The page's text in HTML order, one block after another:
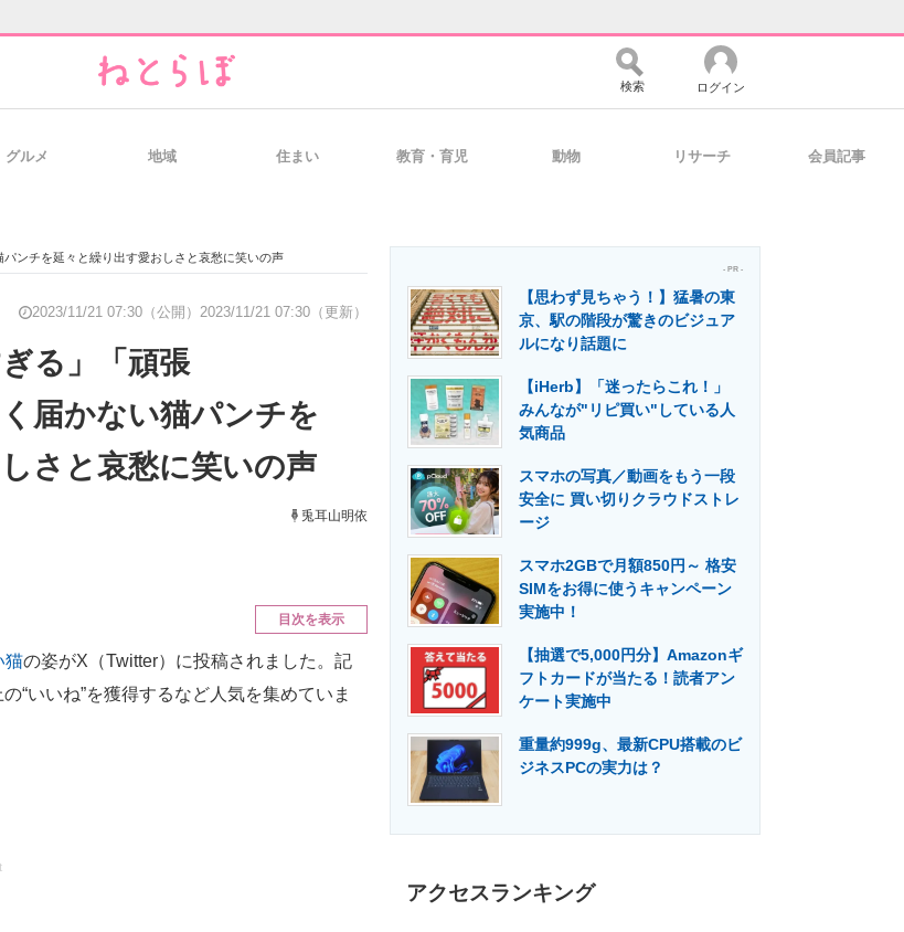
経営リーダーのコミュニティ マーケ×ITの今がよく分かる
IT製品の技術・比較・事例 製造業のIT導入・活用を支援
エネルギーの専門メディア 建設×テクノロジーの最前線
検索 ログイン
グルメ 地域 住まい 教育・育児 動物 リサーチ 会員記事
ンチを延々と繰り出す愛おしさと哀愁に笑いの声
2023/11/21 07:30（公開） 2023/11/21 07:30（更新）
る」「頑張
届かない猫パンチを
さと哀愁に笑いの声
兎耳山明依
目次を表示
猫の姿がX（Twitter）に投稿されました。記
“いいね”を獲得するなど人気を集めていま
- PR -
【思わず見ちゃう！】猛暑の東
京、駅の階段が驚きのビジュア
ルになり話題に
【iHerb】「迷ったらこれ！」
みんなが"リピ買い"している人
気商品
スマホの写真／動画をもう一段
安全に 買い切りクラウドストレ
ージ
スマホ2GBで月額850円～ 格安
SIMをお得に使うキャンペーン
実施中！
【抽選で5,000円分】Amazonギ
フトカードが当たる！読者アン
ケート実施中
重量約999g、最新CPU搭載のビ
ジネスPCの実力は？
アクセスランキング